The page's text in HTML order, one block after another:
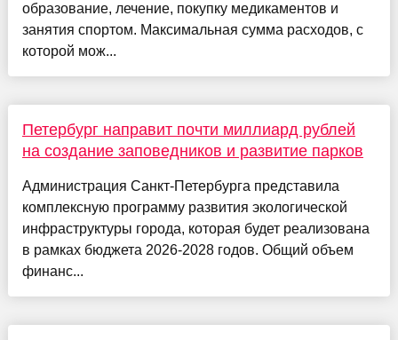
образование, лечение, покупку медикаментов и
занятия спортом. Максимальная сумма расходов, с
которой мож...
Петербург направит почти миллиард рублей
на создание заповедников и развитие парков
Администрация Санкт-Петербурга представила
комплексную программу развития экологической
инфраструктуры города, которая будет реализована
в рамках бюджета 2026-2028 годов. Общий объем
финанс...